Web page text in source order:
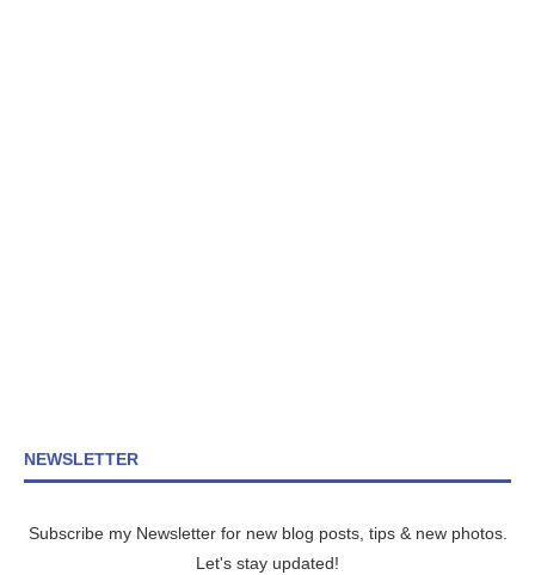
NEWSLETTER
Subscribe my Newsletter for new blog posts, tips & new photos.
Let's stay updated!